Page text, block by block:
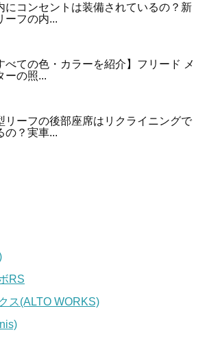
にコンセントは装備されているの？新
ーフの内...
べての色・カラーを紹介】フリード メ
ーの照...
リーフの後部座席はリクライニングで
の？実車...
RS
ス(ALTO WORKS)